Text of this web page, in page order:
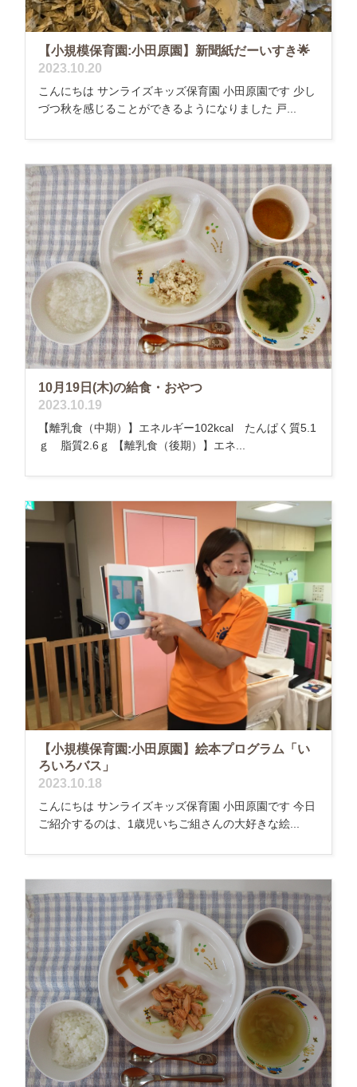
【小規模保育園:小田原園】新聞紙だーいすき🌟
2023.10.20
こんにちは サンライズキッズ保育園 小田原園です 少し
づつ秋を感じることができるようになりました 戸...
10月19日(木)の給食・おやつ
2023.10.19
【離乳食（中期）】エネルギー102kcal たんぱく質5.1
ｇ 脂質2.6ｇ 【離乳食（後期）】エネ...
【小規模保育園:小田原園】絵本プログラム「い
ろいろバス」
2023.10.18
こんにちは サンライズキッズ保育園 小田原園です 今日
ご紹介するのは、1歳児いちご組さんの大好きな絵...